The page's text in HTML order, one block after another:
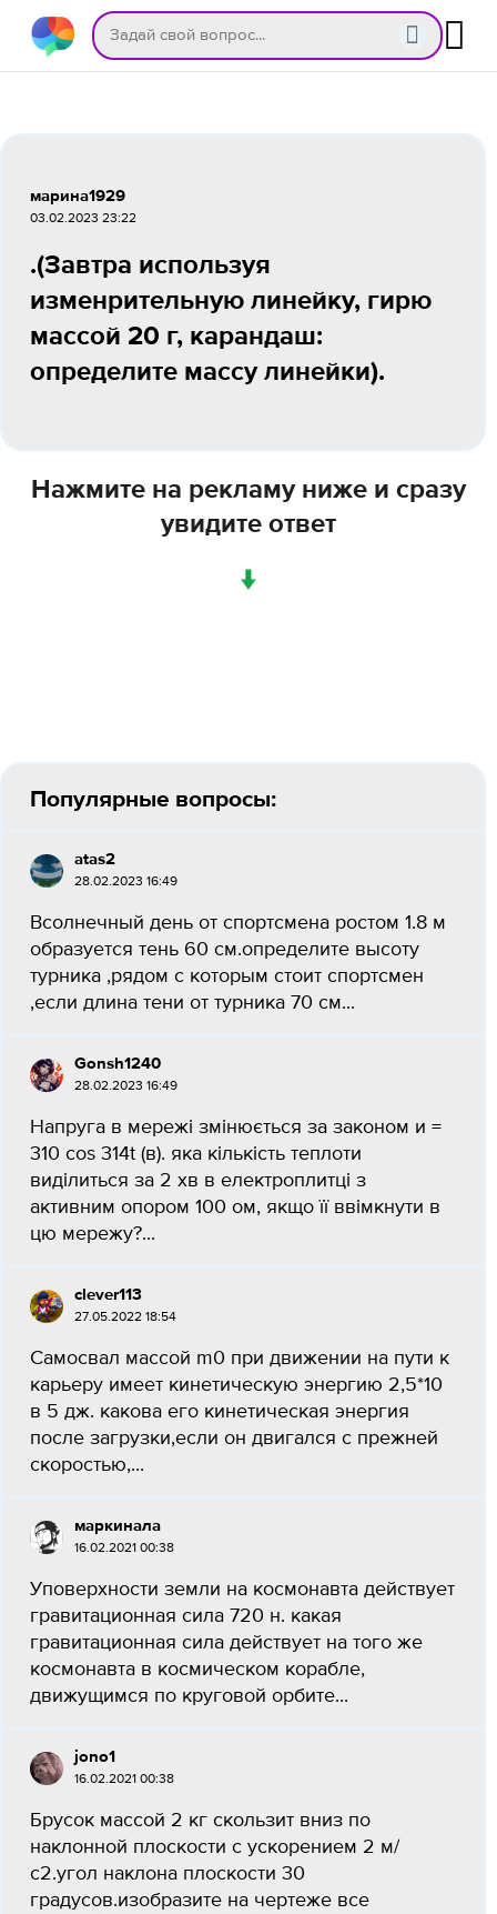
марина1929
03.02.2023 23:22
.(Завтра используя
изменрительную линейку, гирю
массой 20 г, карандаш:
определите массу линейки).
Нажмите на рекламу ниже и сразу
увидите ответ
↓
Популярные вопросы:
atas2
28.02.2023 16:49
Всолнечный день от спортсмена ростом 1.8 м
образуется тень 60 см.определите высоту
турника ,рядом с которым стоит спортсмен
,если длина тени от турника 70 см...
Gonsh1240
28.02.2023 16:49
Напруга в мережі змінюється за законом и =
310 соs 314t (в). яка кількість теплоти
виділиться за 2 хв в електроплитці з
активним опором 100 ом, якщо її ввімкнути в
цю мережу?...
clever113
27.05.2022 18:54
Самосвал массой m0 при движении на пути к
карьеру имеет кинетическую энергию 2,5*10
в 5 дж. какова его кинетическая энергия
после загрузки,если он двигался с прежней
скоростью,...
маркинала
16.02.2021 00:38
Уповерхности земли на космонавта действует
гравитационная сила 720 н. какая
гравитационная сила действует на того же
космонавта в космическом корабле,
движущимся по круговой орбите...
jono1
16.02.2021 00:38
Брусок массой 2 кг скользит вниз по
наклонной плоскости с ускорением 2 м/
с2.угол наклона плоскости 30
градусов.изобразите на чертеже все